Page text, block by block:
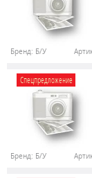
Бренд: Б/У
Спецпредложение
Бренд: Б/У